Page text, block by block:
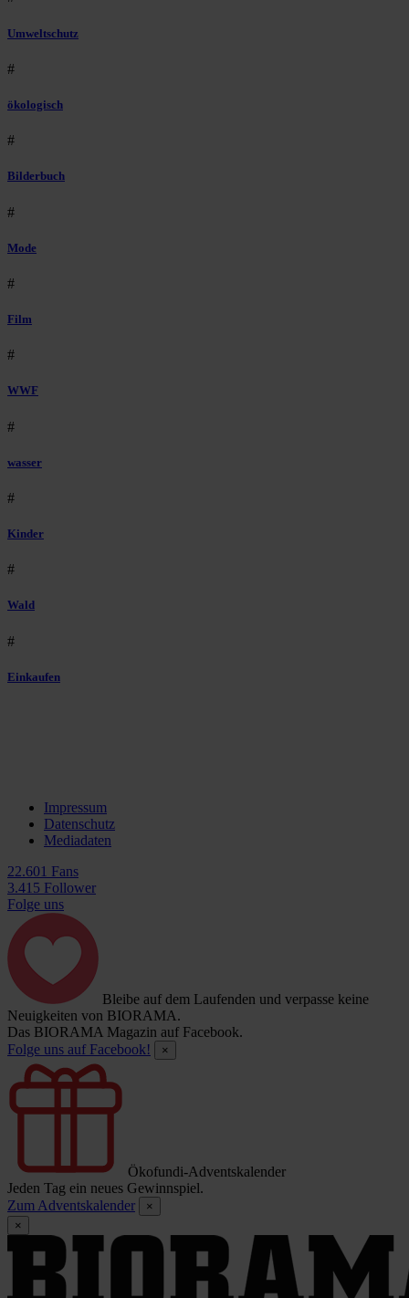
Umweltschutz
#
ökologisch
#
Bilderbuch
#
Mode
#
Film
#
WWF
#
wasser
#
Kinder
#
Wald
#
Einkaufen
Impressum
Datenschutz
Mediadaten
22.601 Fans
3.415 Follower
Folge uns
Bleibe auf dem Laufenden und verpasse keine
Neuigkeiten von BIORAMA.
Das BIORAMA Magazin auf Facebook.
Folge uns auf Facebook!
×
Ökofundi-Adventskalender
Jeden Tag ein neues Gewinnspiel.
Zum Adventskalender
×
×